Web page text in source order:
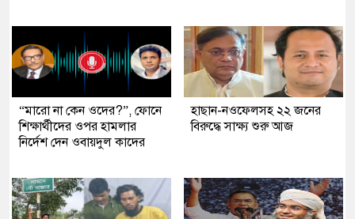
“মারো না কেন ওদের?”, ফোনে
শিক্ষার্থীদের ওপর হামলার
নির্দেশ দেন ওবায়দুল কাদের
হাছান-নওফেলসহ ২২ জনের
বিরুদ্ধে সাক্ষ্য শুরু আজ